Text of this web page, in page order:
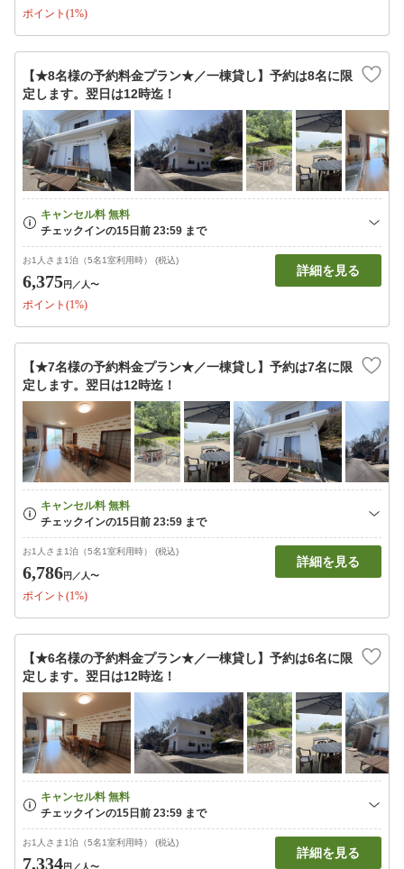
ポイント(1%)
【★8名様の予約料金プラン★／一棟貸し】予約は8名に限
定します。翌日は12時迄！
お1人さま1泊（5名1室利用時） (税込)
6,375円 ／人〜
ポイント(1%)
詳細を見る
【★7名様の予約料金プラン★／一棟貸し】予約は7名に限
定します。翌日は12時迄！
お1人さま1泊（5名1室利用時） (税込)
6,786円 ／人〜
ポイント(1%)
詳細を見る
【★6名様の予約料金プラン★／一棟貸し】予約は6名に限
定します。翌日は12時迄！
お1人さま1泊（5名1室利用時） (税込)
7,334円 ／人〜
詳細を見る